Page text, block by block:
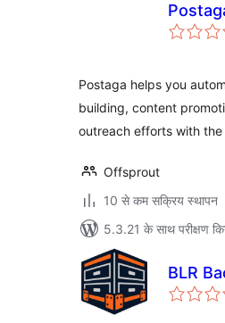
Postaga helps you
building, content
outreach efforts with the
Offsprout
10 से कम सक्रिय स्थापन
5.3.21 के साथ परीक्षण
BLR